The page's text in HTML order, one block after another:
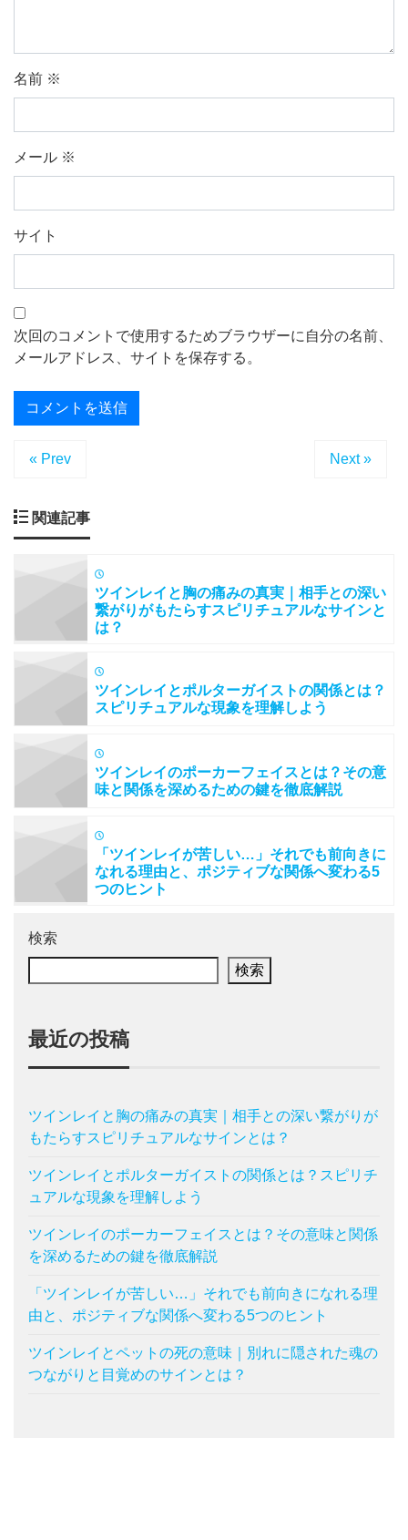
名前 ※
メール ※
サイト
次回のコメントで使用するためブラウザーに自分の名前、
メールアドレス、サイトを保存する。
« Prev Next »
関連記事
ツインレイと胸の痛みの真実｜相手との深い
繋がりがもたらすスピリチュアルなサインと
は？
ツインレイとポルターガイストの関係とは？
スピリチュアルな現象を理解しよう
ツインレイのポーカーフェイスとは？その意
味と関係を深めるための鍵を徹底解説
「ツインレイが苦しい…」それでも前向きに
なれる理由と、ポジティブな関係へ変わる5
つのヒント
検索
検索
最近の投稿
ツインレイと胸の痛みの真実｜相手との深い繋がりが
もたらすスピリチュアルなサインとは？
ツインレイとポルターガイストの関係とは？スピリチ
ュアルな現象を理解しよう
ツインレイのポーカーフェイスとは？その意味と関係
を深めるための鍵を徹底解説
「ツインレイが苦しい…」それでも前向きになれる理
由と、ポジティブな関係へ変わる5つのヒント
ツインレイとペットの死の意味｜別れに隠された魂の
つながりと目覚めのサインとは？